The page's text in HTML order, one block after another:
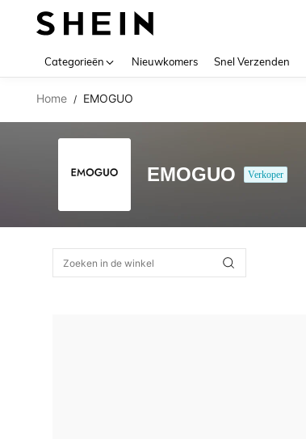
Categorieën Nieuwkomers Snel Verzenden
Home / EMOGUO
EMOGUO Verkoper